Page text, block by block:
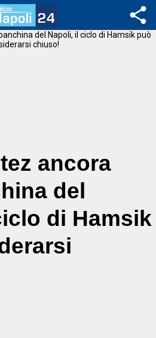
ancora
del
di Hamsik